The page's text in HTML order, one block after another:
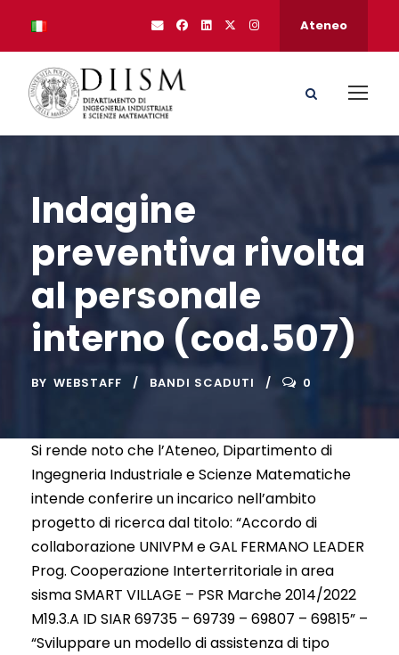
Ateneo
Indagine
preventiva rivolta
al personale
interno (cod.507)
BY WEBSTAFF BANDI SCADUTI 0
Si rende noto che l’Ateneo, Dipartimento di
Ingegneria Industriale e Scienze Matematiche
intende conferire un incarico nell’ambito
progetto di ricerca dal titolo: “Accordo di
collaborazione UNIVPM e GAL FERMANO LEADER
Prog. Cooperazione Interterritoriale in area
sisma SMART VILLAGE – PSR Marche 2014/2022
M19.3.A ID SIAR 69735 – 69739 – 69807 – 69815” –
“Sviluppare un modello di assistenza di tipo